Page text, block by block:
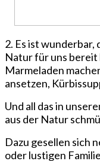
2. Es ist wunderbar,
Natur für uns bereit
Marmeladen
ansetzen,
Und all das in
aus der Natur
Dazu gesellen sich
oder lustigen